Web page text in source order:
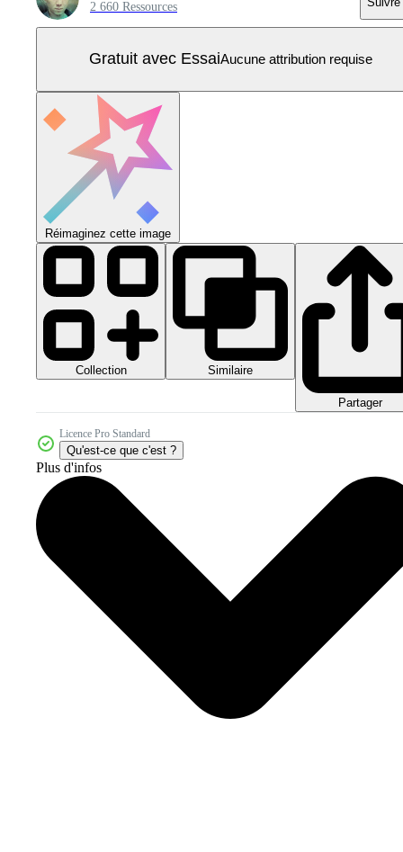
2 660 Ressources
Gratuit avec EssaiAucune attribution requise
Réimaginez cette image
Collection Similaire
Partager
Licence Pro Standard
Qu'est-ce que c'est ?
Plus d'infos